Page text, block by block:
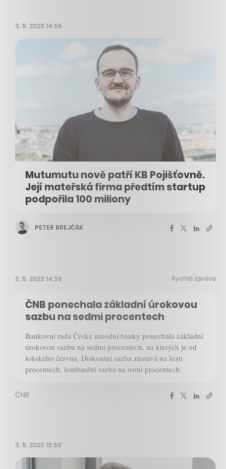
3. 5. 2023 14:55
Mutumutu nově patří KB Pojišťovně.
Její mateřská firma předtím startup
podpořila 100 miliony
PETER BREJČÁK
3. 5. 2023 14:36 Rychlá zpráva
ČNB ponechala základní úrokovou
sazbu na sedmi procentech
Bankovní rada České národní banky ponechala základní
úrokovou sazbu na sedmi procentech, na kterých je od
loňského června. Diskontní sazba zůstává na šesti
procentech, lombardní sazba na osmi procentech.
ČNB
3. 5. 2023 13:56